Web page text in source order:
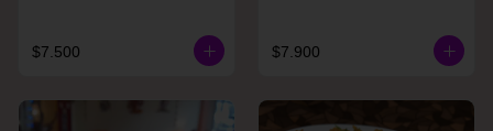
$7.500 $7.900